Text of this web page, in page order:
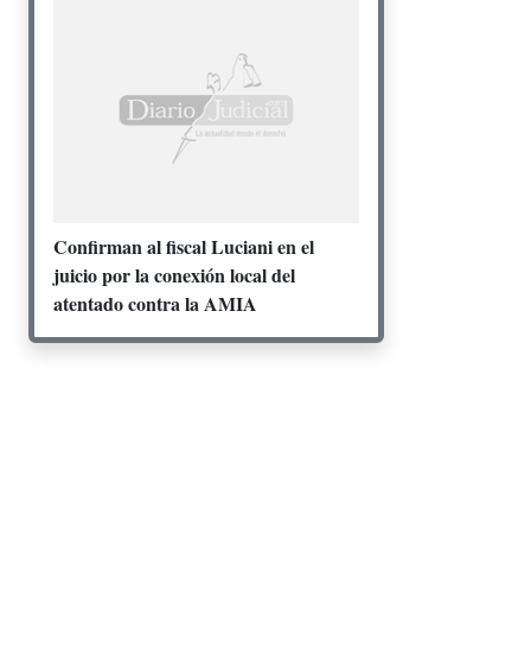
Confirman al fiscal Luciani en el
juicio por la conexión local del
atentado contra la AMIA